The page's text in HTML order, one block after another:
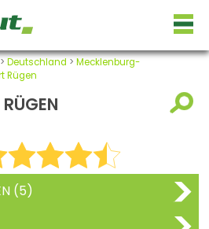
> Deutschland > Mecklenburg-
Rügen
(5)